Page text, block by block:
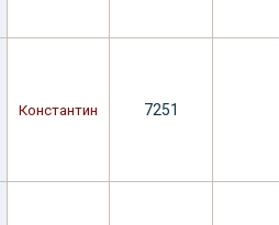
Константин 7251